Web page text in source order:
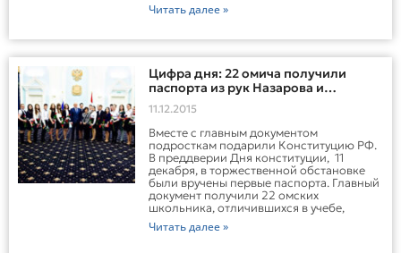
Читать далее »
Цифра дня: 22 омича получили
паспорта из рук Назарова и
Родниной
11.12.2015
Вместе с главным документом
подросткам подарили Конституцию РФ.
В преддверии Дня конституции, 11
декабря, в торжественной обстановке
были вручены первые паспорта. Главный
документ получили 22 омских
школьника, отличившихся в учебе,
Читать далее »